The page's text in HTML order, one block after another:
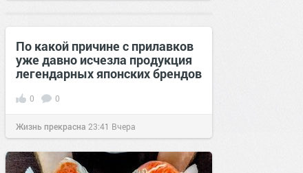
По какой причине с прилавков
уже давно исчезла продукция
легендарных японских брендов
0 0
Жизнь прекрасна 23:41 Вчера